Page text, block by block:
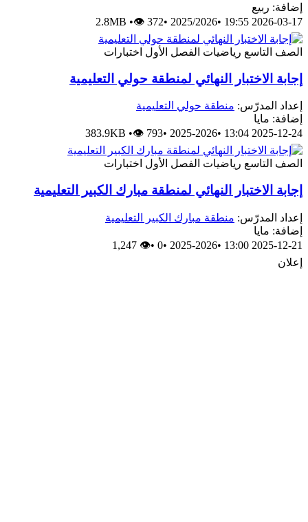
إضافة: ربيع
2026-03-17 19:55
•
2025/2026
•
2.8MB •👁 372
الصف التاسع رياضيات الفصل الأول اختبارات
إجابة الاختبار النهائي لمنطقة حولي التعليمية
إعداد المدرّس: منطقة حولي التعليمية
إضافة: مايا
2025-12-24 13:04
•
2025-2026
•
383.9KB •👁 793
الصف التاسع رياضيات الفصل الأول اختبارات
إجابة الاختبار النهائي لمنطقة مبارك الكبير التعليمية
إعداد المدرّس: منطقة مبارك الكبير التعليمية
إضافة: مايا
2025-12-21 13:00
•
2025-2026
•
0
•
👁 1,247
إعلان